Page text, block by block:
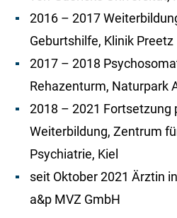
2016 – 2017
Geburtshilfe, Klinik Preetz
2017 – 2018
Rehazenturm, Naturpark
2018 – 2021 Fortsetzung
Weiterbildung, Zentrum
Psychiatrie, Kiel
seit Oktober 2021 Ärztin
a&p MVZ GmbH